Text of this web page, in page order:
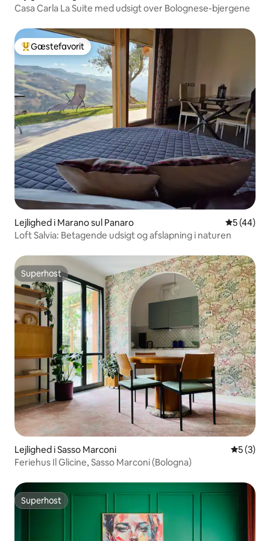
Casa Carla La Suite med udsigt over Bolognese-bjergene
Bedste gæstefavorit
Gæstefavorit
Lejlighed i Marano sul Panaro 5 ud af 5 i
5 (44)
Loft Salvia: Betagende udsigt og afslapning i naturen
Superhost
Superhost
Lejlighed i Sasso Marconi 5 ud af 5
5 (3)
Feriehus Il Glicine, Sasso Marconi (Bologna)
Superhost
Superhost